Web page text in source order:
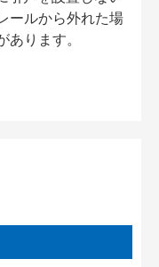
ールから外れた場
ります。